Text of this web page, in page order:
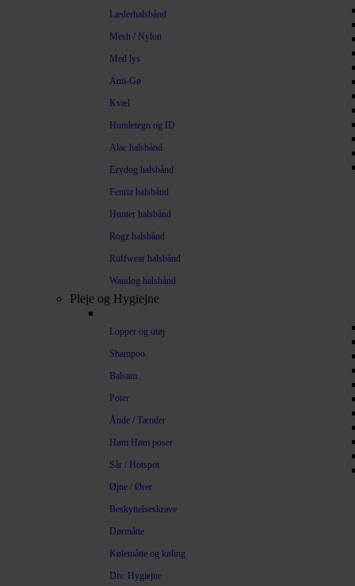
Læderhalsbånd
Mesh / Nylon
Med lys
Anti-Gø
Kvæl
Hundetegn og ID
Alac halsbånd
Ezydog halsbånd
Fenriz halsbånd
Hunter halsbånd
Rogz halsbånd
Ruffwear halsbånd
Waudog halsbånd
Pleje og Hygiejne
Lopper og utøj
Shampoo
Balsam
Poter
Ånde / Tænder
Høm Høm poser
Sår / Hotspot
Øjne / Ører
Beskyttelseskrave
Dørmåtte
Kølemåtte og køling
Div. Hygiejne